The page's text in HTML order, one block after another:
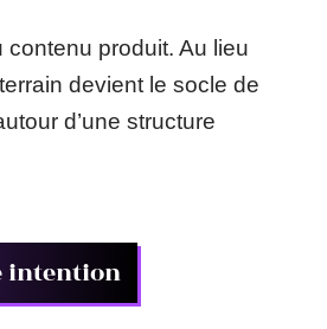
produit. Au lieu
devient le socle de
d’une structure
intention